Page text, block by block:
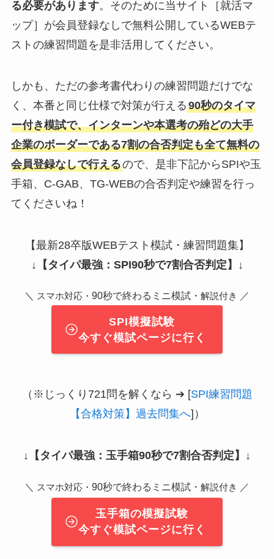
る必要があります。そのために当サイト［就活マ
ップ］が会員登録なしで無料公開しているWEBテ
ストの練習問題を是非活用してください。
しかも、ただの参考書代わりの練習問題だけでな
く、本番と同じ仕様で対策が行える90秒のタイマ
ー付き模試で、インターンや本選考の殆どの大手
企業のボーダーである7割の合否判定も全て無料の
会員登録なしで行えるので、是非下記からSPIや玉
手箱、C-GAB、TG-WEBの合否判定や練習を行っ
てくださいね！
【最新28卒版WEBテスト模試・練習問題集】
↓ 【タイパ最強：SPI90秒で7割合否判定】 ↓
＼ スマホ対応・ 90秒で終わるミニ模試・ 解説付き ／
SPI模擬試験
今すぐ模試ページに行く
（※じっくり721問を解くなら ➔ [SPI練習問題
【合格対策】過去問集へ]）
↓ 【タイパ最強：玉手箱90秒で7割合否判定】 ↓
＼ スマホ対応・ 90秒で終わるミニ模試・ 解説付き ／
玉手箱の模擬試験
今すぐ模試ページに行く